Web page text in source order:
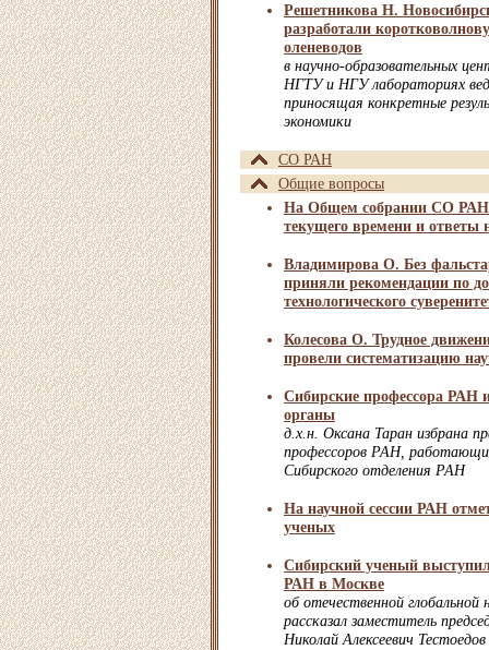
Решетникова Н.
разработали
оленеводов
в научно-образовательных
НГТУ и НГУ лабораториях
приносящая конкретные
экономики
СО РАН
Общие вопросы
На Общем собрании СО РАН
текущего времени и ответы
Владимирова О. Без
приняли рекомендации по
технологического
Колесова О. Трудное
провели систематизацию
Сибирские профессора РАН
органы
д.х.н. Оксана Таран избрана
профессоров РАН,
Сибирского отделения РАН
На научной сессии РАН
ученых
Сибирский ученый
РАН в Москве
об отечественной глобальной
рассказал заместитель
Николай Алексеевич Тестоедов